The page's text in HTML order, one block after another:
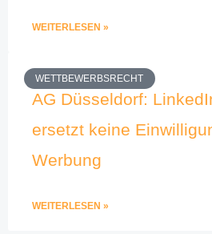
WEITERLESEN »
WETTBEWERBSRECHT
AG Düsseldorf:
ersetzt keine
Werbung
WEITERLESEN »